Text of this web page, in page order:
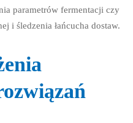
parametrów fermentacji czy
i śledzenia łańcucha dostaw.